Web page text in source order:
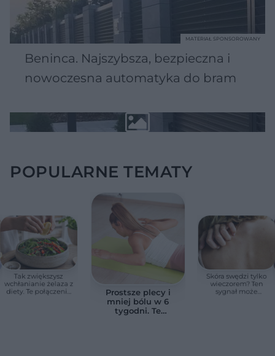
Beninca. Najszybsza, bezpieczna i
nowoczesna automatyka do bram
MATERIAŁ SPONSOROWANY
POPULARNE TEMATY
Tak zwiększysz
wchłanianie żelaza z
diety. Te połączenia
Prostsze plecy i
mniej bólu w 6
tygodni. Te
Skóra swędzi tylko
wieczorem? Ten
sygnał może